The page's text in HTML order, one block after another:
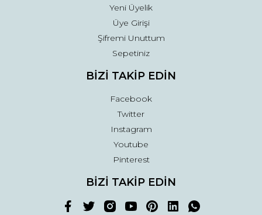
Yeni Üyelik
Üye Girişi
Şifremi Unuttum
Sepetiniz
BİZİ TAKİP EDİN
Facebook
Twitter
Instagram
Youtube
Pinterest
BİZİ TAKİP EDİN